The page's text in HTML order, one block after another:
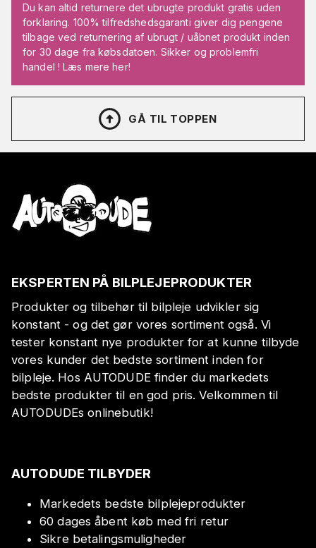
Du kan altid returnere det ubrugte produkt gratis uden
forklaring. 100% tilfredshedsgaranti giver dig pengene
tilbage ved returnering af ubrugt / uåbnet produkt inden
for 30 dage fra købsdatoen. Sikker og problemfri
handel ! Læs mere her!
GÅ TIL TOPPEN
EKSPERTEN PÅ BILPLEJEPRODUKTER
Produkter og tilbehør til bilpleje udvikler sig
konstant - og det gør vores sortiment også. Vi
tester konstant nye produkter for at kunne tilbyde
vores kunder det bedste sortiment inden for
bilpleje. Hos AUTODUDE finder du markedets
bedste produkter til en god pris. Velkommen til
AUTODUDEs onlinebutik!
AUTODUDE TILBYDER
Markedets bedste bilplejeprodukter
60 dages åbent køb med fri retur
Sikre betalingsmuligheder